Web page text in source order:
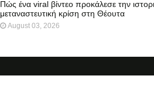
Πώς ένα viral βίντεο προκάλεσε την
μεταναστευτική κρίση στη Θέουτα
August 03, 2026